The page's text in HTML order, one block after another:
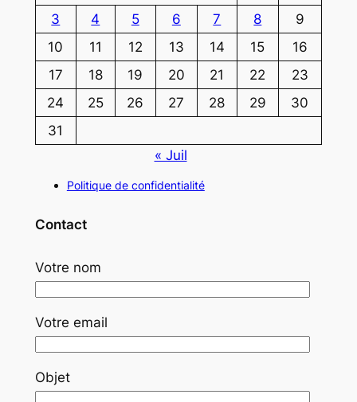
3
4 5 6 7 8
9
10
11 12 13 14 15
16
17
18 19 20 21 22
23
24
25 26 27 28 29
30
31
« Juil
Politique de confidentialité
Contact
Votre nom
Votre email
Objet